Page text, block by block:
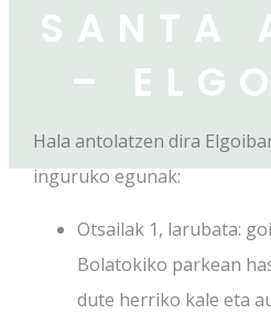
SANTA
–
Hala antolatzen dira
inguruko egunak:
Otsailak 1, larubata:
Bolatokiko parkean
dute herriko kale eta